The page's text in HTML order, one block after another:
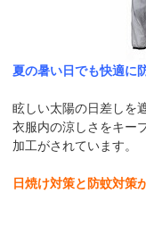
夏の暑い日でも快適に
眩しい太陽の日差しを
衣服内の涼しさをキー
加工がされています。
日焼け対策と防蚊対策